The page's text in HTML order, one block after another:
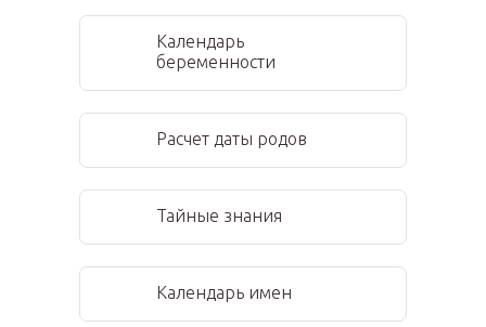
Календарь
беременности
Расчет даты родов
Тайные знания
Календарь имен